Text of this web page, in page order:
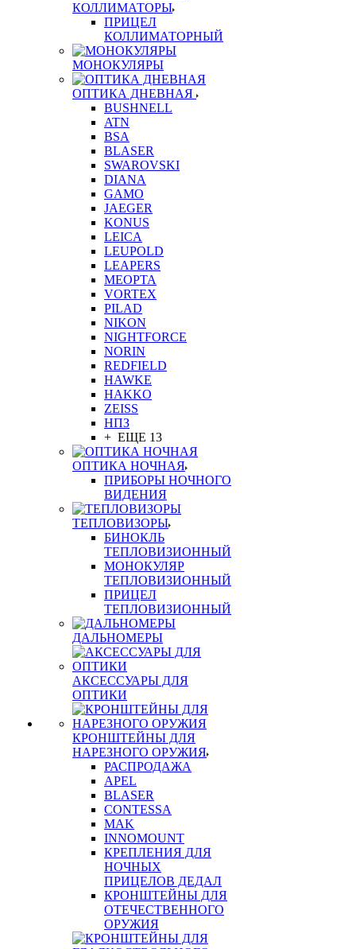
КОЛЛИМАТОРЫ
ПРИЦЕЛ
КОЛЛИМАТОРНЫЙ
МОНОКУЛЯРЫ
ОПТИКА ДНЕВНАЯ
BUSHNELL
ATN
BSA
BLASER
SWAROVSKI
DIANA
GAMO
JAEGER
KONUS
LEICA
LEUPOLD
LEAPERS
MEOPTA
VORTEX
PILAD
NIKON
NIGHTFORCE
NORIN
REDFIELD
HAWKE
HAKKO
ZEISS
НПЗ
+ ЕЩЕ 13
ОПТИКА НОЧНАЯ
ПРИБОРЫ НОЧНОГО
ВИДЕНИЯ
ТЕПЛОВИЗОРЫ
БИНОКЛЬ
ТЕПЛОВИЗИОННЫЙ
МОНОКУЛЯР
ТЕПЛОВИЗИОННЫЙ
ПРИЦЕЛ
ТЕПЛОВИЗИОННЫЙ
ДАЛЬНОМЕРЫ
АКСЕССУАРЫ ДЛЯ
ОПТИКИ
КРОНШТЕЙНЫ ДЛЯ
НАРЕЗНОГО ОРУЖИЯ
РАСПРОДАЖА
APEL
BLASER
CONTESSA
MAK
INNOMOUNT
КРЕПЛЕНИЯ ДЛЯ
НОЧНЫХ
ПРИЦЕЛОВ ДЕДАЛ
КРОНШТЕЙНЫ ДЛЯ
ОТЕЧЕСТВЕННОГО
ОРУЖИЯ